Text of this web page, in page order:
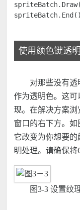
使用颜色键透明
对那些没有
作为透明色。这可
现。在解决方案
窗口的右下方。如
它改变为你想要
明处理。请确保将
图3-3 设置纹